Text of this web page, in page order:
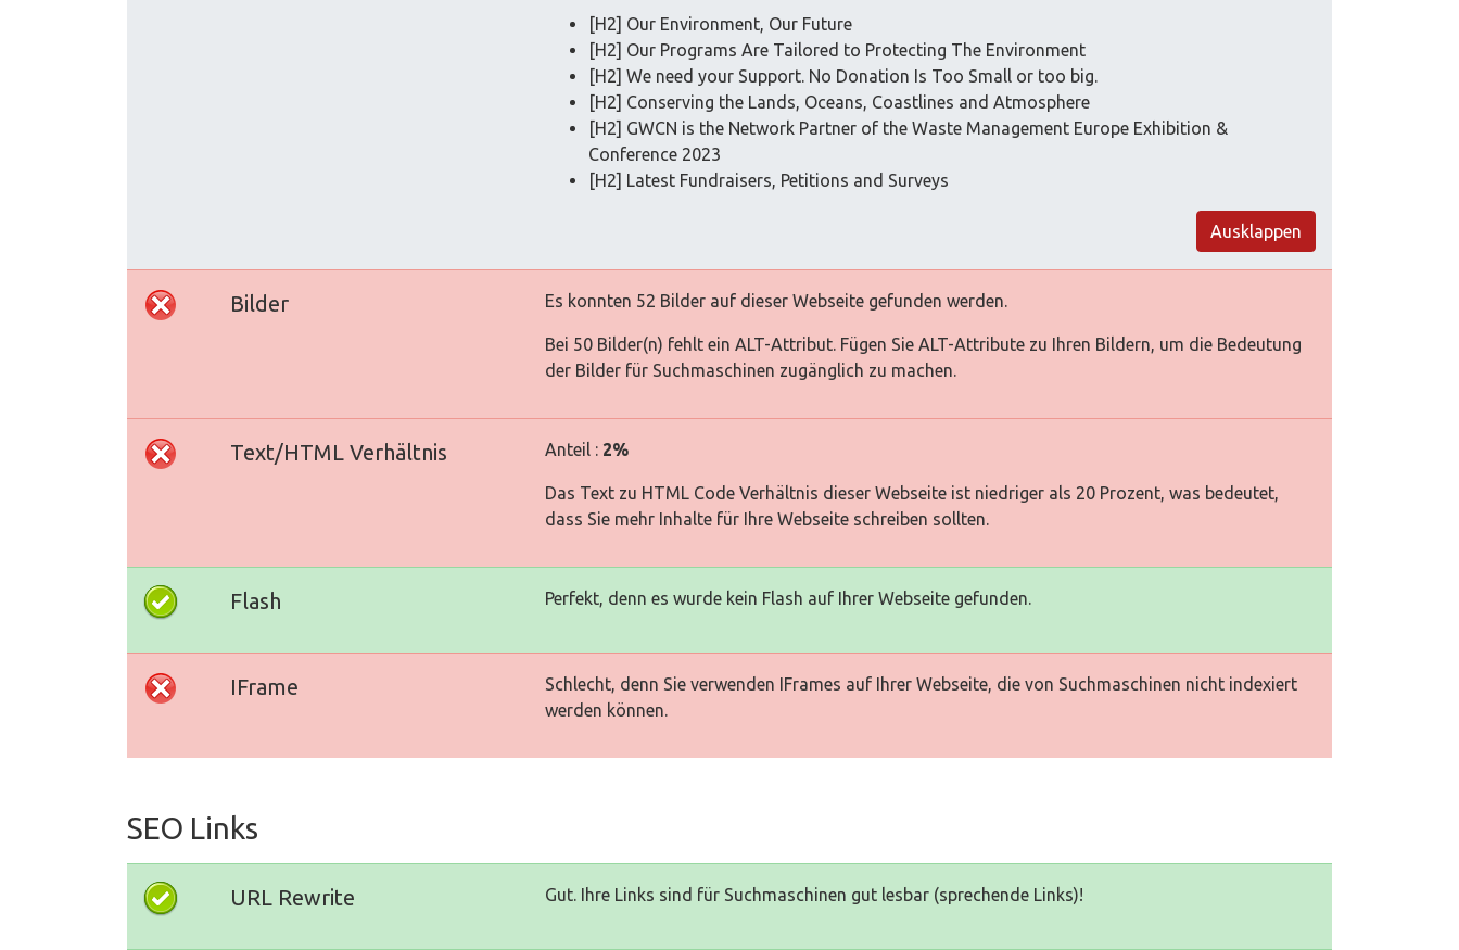
[H2] Our Environment, Our Future
[H2] Our Programs Are Tailored to Protecting The Environment
[H2] We need your Support. No Donation Is Too Small or too big.
[H2] Conserving the Lands, Oceans, Coastlines and Atmosphere
[H2] GWCN is the Network Partner of the Waste Management Europe Exhibition &
Conference 2023
[H2] Latest Fundraisers, Petitions and Surveys
Ausklappen
Bilder Es konnten 52 Bilder auf dieser Webseite gefunden werden.
Bei 50 Bilder(n) fehlt ein ALT-Attribut. Fügen Sie ALT-Attribute zu Ihren Bildern, um die Bedeutung
der Bilder für Suchmaschinen zugänglich zu machen.
Text/HTML Verhältnis Anteil : 2%
Das Text zu HTML Code Verhältnis dieser Webseite ist niedriger als 20 Prozent, was bedeutet,
dass Sie mehr Inhalte für Ihre Webseite schreiben sollten.
Flash Perfekt, denn es wurde kein Flash auf Ihrer Webseite gefunden.
IFrame
Schlecht, denn Sie verwenden IFrames auf Ihrer Webseite, die von Suchmaschinen nicht indexiert
werden können.
SEO Links
URL Rewrite Gut. Ihre Links sind für Suchmaschinen gut lesbar (sprechende Links)!